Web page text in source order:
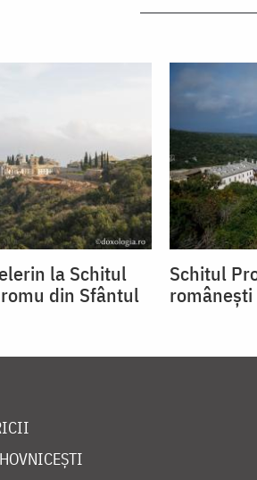
la Schitul
din Sfântul
Schitul